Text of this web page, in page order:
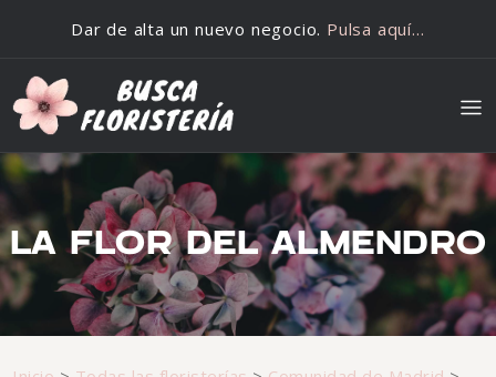
Dar de alta un nuevo negocio. Pulsa aquí…
LA FLOR DEL ALMENDRO